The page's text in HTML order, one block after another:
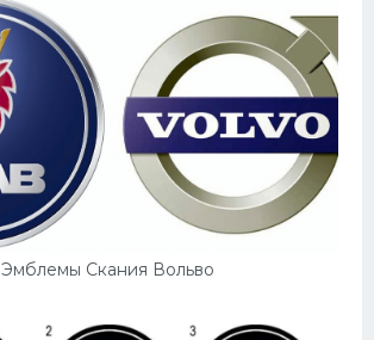
Эмблемы Скания Вольво